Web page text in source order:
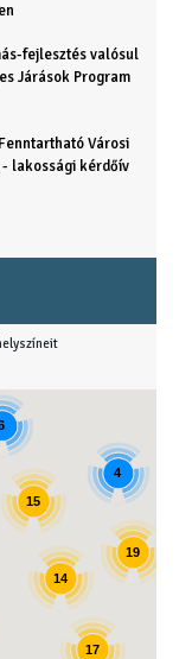
fejlesztés valósul
Járások Program
Városi
lakossági kérdőív
17
19
15
4
14